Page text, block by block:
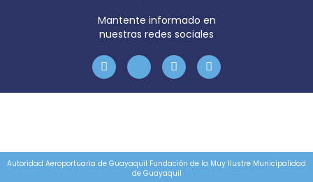
Mantente informado en
nuestras redes sociales
Autoridad Aeroportuaria de Guayaquil Fundación de la Muy Ilustre Municipalidad
de Guayaquil